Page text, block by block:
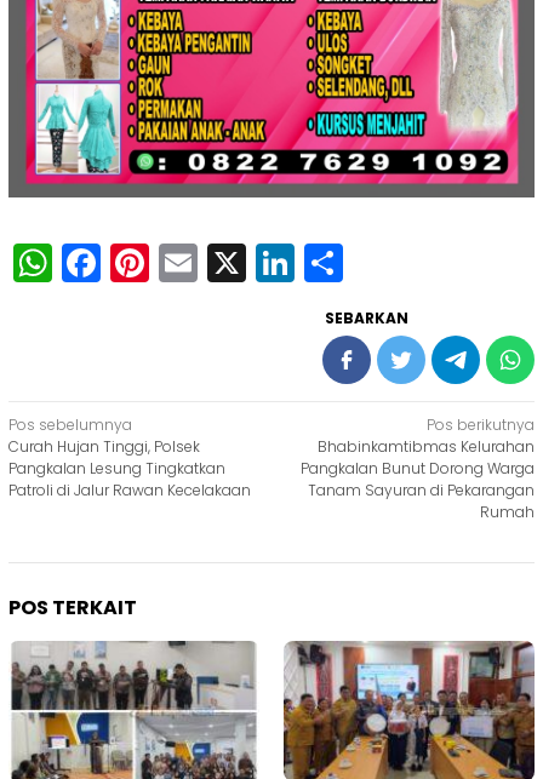
WhatsApp
Facebook
Pinterest
Email
X LinkedIn
SEBARKAN
Navigasi
pos
Pos sebelumnya
Curah Hujan Tinggi, Polsek
Pangkalan Lesung Tingkatkan
Patroli di Jalur Rawan Kecelakaan
Pos berikutnya
Bhabinkamtibmas Kelurahan
Pangkalan Bunut Dorong Warga
Tanam Sayuran di Pekarangan
Rumah
POS TERKAIT